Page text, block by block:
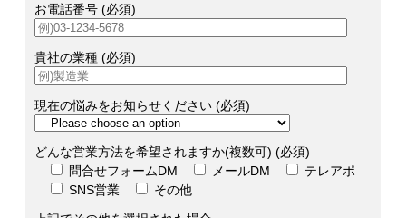
お電話番号 (必須)
貴社の業種 (必須)
現在の悩みをお知らせください (必須)
どんな営業方法を希望されますか(複数可) (必須)
問合せフォームDM
メールDM
テレアポ
SNS営業
その他